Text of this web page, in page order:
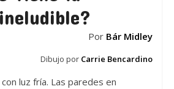
Por Bár Midley
Dibujo por Carrie Bencardino
luz fría. Las paredes en